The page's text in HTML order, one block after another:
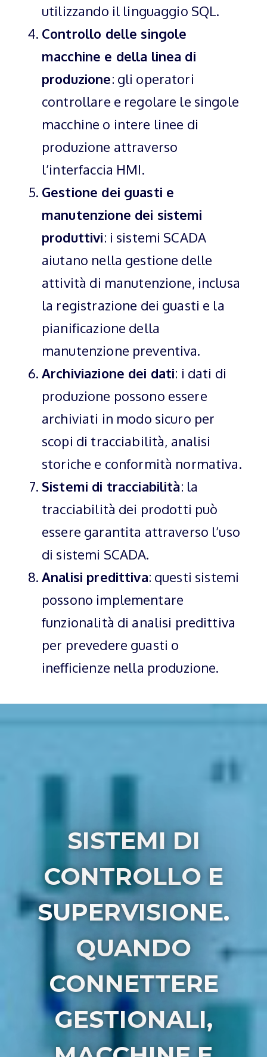
utilizzando il linguaggio SQL.
Controllo delle singole
macchine e della linea di
produzione: gli operatori
controllare e regolare le singole
macchine o intere linee di
produzione attraverso
l’interfaccia HMI.
Gestione dei guasti e
manutenzione dei sistemi
produttivi: i sistemi SCADA
aiutano nella gestione delle
attività di manutenzione, inclusa
la registrazione dei guasti e la
pianificazione della
manutenzione preventiva.
Archiviazione dei dati: i dati di
produzione possono essere
archiviati in modo sicuro per
scopi di tracciabilità, analisi
storiche e conformità normativa.
Sistemi di tracciabilità: la
tracciabilità dei prodotti può
essere garantita attraverso l’uso
di sistemi SCADA.
Analisi predittiva: questi sistemi
possono implementare
funzionalità di analisi predittiva
per prevedere guasti o
inefficienze nella produzione.
SISTEMI DI
CONTROLLO E
SUPERVISIONE.
QUANDO
CONNETTERE
GESTIONALI,